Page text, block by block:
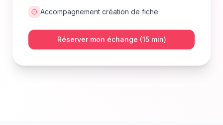
Accompagnement création de fiche
Réserver mon échange (15 min)